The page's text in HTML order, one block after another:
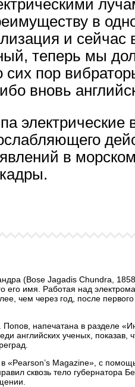
в
и сейчас
теперь мы
пор
вновь
в
(Bose Jagadis Chundra,
его имя. Работая над
чем через год, после
Попов, напечатана в разделе
английских ученых,
«Pearson’s Magazine», с
сквозь тело губернатора